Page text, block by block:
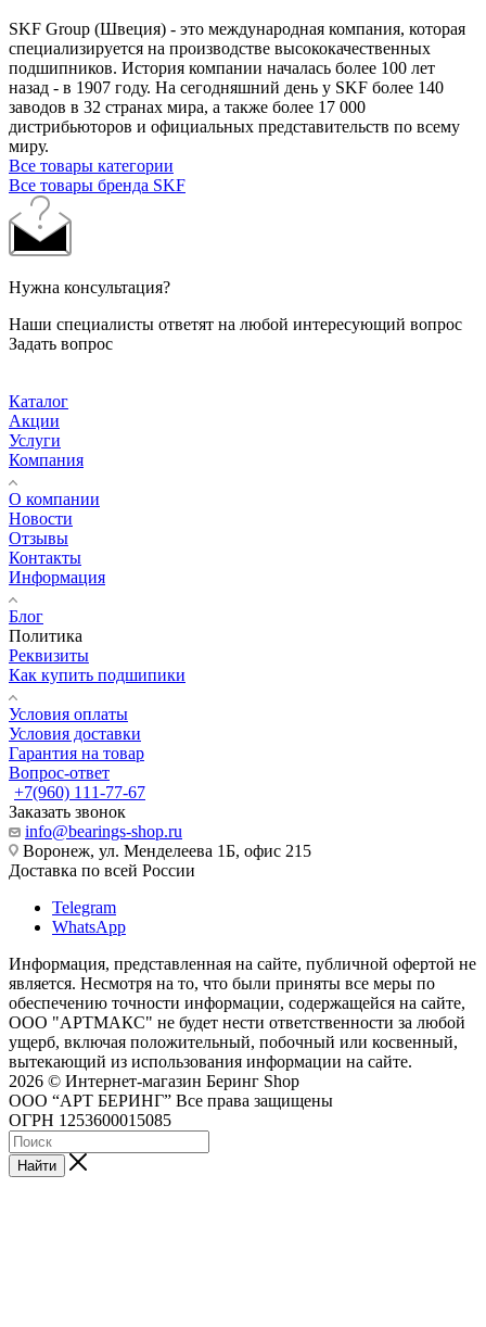
SKF Group (Швеция) - это международная компания, которая
специализируется на производстве высококачественных
подшипников. История компании началась более 100 лет
назад - в 1907 году. На сегодняшний день у SKF более 140
заводов в 32 странах мира, а также более 17 000
дистрибьюторов и официальных представительств по всему
миру.
Все товары категории
Все товары бренда SKF
Нужна консультация?
Наши специалисты ответят на любой интересующий вопрос
Задать вопрос
Каталог
Акции
Услуги
Компания
О компании
Новости
Отзывы
Контакты
Информация
Блог
Политика
Реквизиты
Как купить подшипики
Условия оплаты
Условия доставки
Гарантия на товар
Вопрос-ответ
+7(960) 111-77-67
Заказать звонок
info@bearings-shop.ru
Воронеж, ул. Менделеева 1Б, офис 215
Доставка по всей России
Telegram
WhatsApp
Информация, представленная на сайте, публичной офертой не
является. Несмотря на то, что были приняты все меры по
обеспечению точности информации, содержащейся на сайте,
ООО "АРТМАКС" не будет нести ответственности за любой
ущерб, включая положительный, побочный или косвенный,
вытекающий из использования информации на сайте.
2026 © Интернет-магазин Беринг Shop
ООО “АРТ БЕРИНГ” Все права защищены
ОГРН 1253600015085
Найти